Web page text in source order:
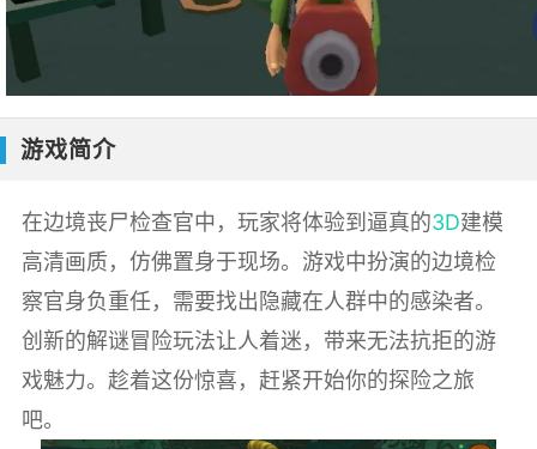
游戏简介
在边境丧尸检查官中，玩家将体验到逼真的3D建模
高清画质，仿佛置身于现场。游戏中扮演的边境检
察官身负重任，需要找出隐藏在人群中的感染者。
创新的解谜冒险玩法让人着迷，带来无法抗拒的游
戏魅力。趁着这份惊喜，赶紧开始你的探险之旅
吧。